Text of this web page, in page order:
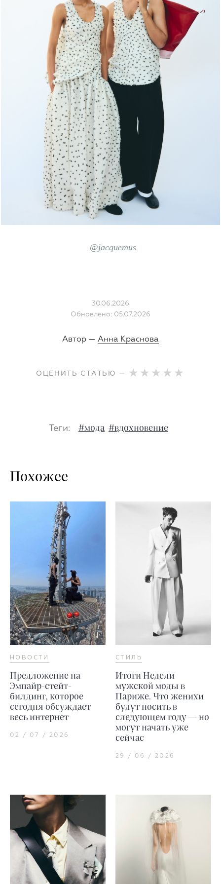
@jacquemus
30.06.2026
Обновлено: 05.07.2026
Автор — Анна Краснова
ОЦЕНИТЬ СТАТЬЮ —
Теги: #мода #вдохновение
Похожее
НОВОСТИ
Предложение на
Эмпайр-стейт-
билдинг, которое
сегодня обсуждает
весь интернет
02 / 07 / 2026
СТИЛЬ
Итоги Недели
мужской моды в
Париже. Что женихи
будут носить в
следующем году — но
могут начать уже
сейчас
29 / 06 / 2026